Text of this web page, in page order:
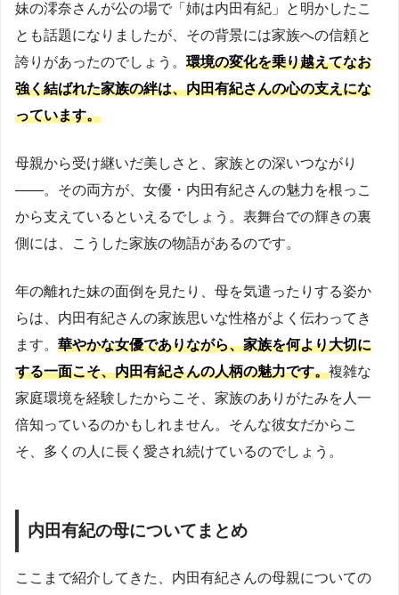
妹の澪奈さんが公の場で「姉は内田有紀」と明かしたこ
とも話題になりましたが、その背景には家族への信頼と
誇りがあったのでしょう。 環境の変化を乗り越えてなお
強く結ばれた家族の絆は、内田有紀さんの心の支えにな
っています。
母親から受け継いだ美しさと、家族との深いつながり
——。その両方が、女優・内田有紀さんの魅力を根っこ
から支えているといえるでしょう。表舞台での輝きの裏
側には、こうした家族の物語があるのです。
年の離れた妹の面倒を見たり、母を気遣ったりする姿か
らは、内田有紀さんの家族思いな性格がよく伝わってき
ます。 華やかな女優でありながら、家族を何より大切に
する一面こそ、内田有紀さんの人柄の魅力です。複雑な
家庭環境を経験したからこそ、家族のありがたみを人一
倍知っているのかもしれません。そんな彼女だからこ
そ、多くの人に長く愛され続けているのでしょう。
内田有紀の母についてまとめ
ここまで紹介してきた、内田有紀さんの母親についての